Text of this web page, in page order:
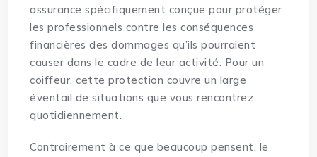
assurance spécifiquement conçue pour protéger
les professionnels contre les conséquences
financières des dommages qu’ils pourraient
causer dans le cadre de leur activité. Pour un
coiffeur, cette protection couvre un large
éventail de situations que vous rencontrez
quotidiennement.
Contrairement à ce que beaucoup pensent, le